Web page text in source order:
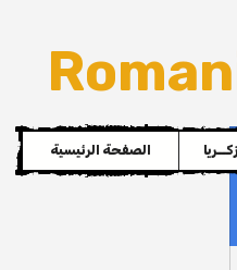
الصفحة الرئيسية